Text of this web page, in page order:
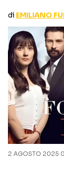
RECENSIONI
di EMILIANO
2 AGOSTO 2025